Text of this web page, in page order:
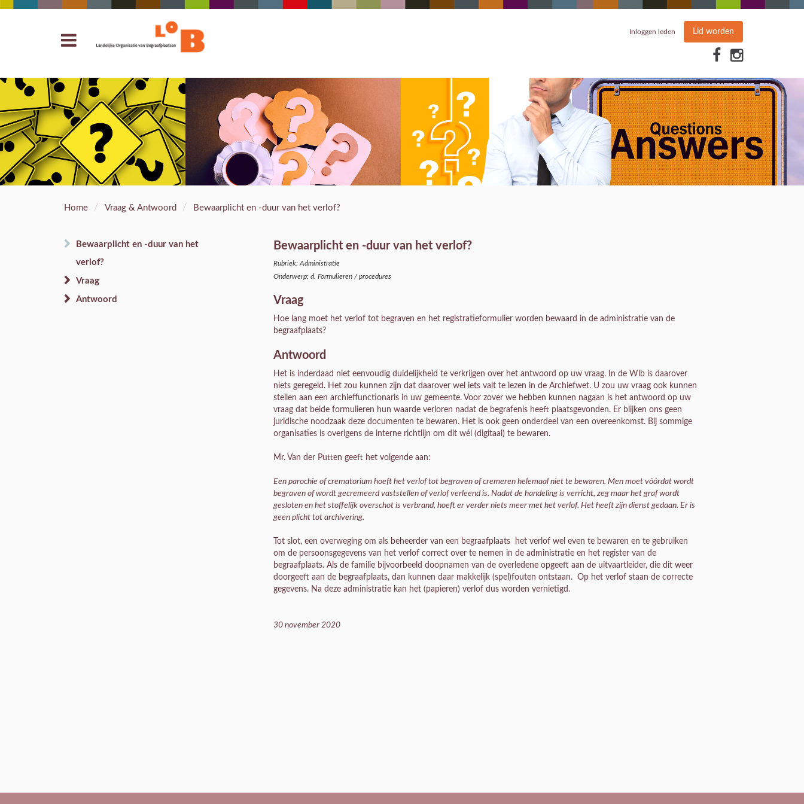
Inloggen leden Lid worden
Home / Vraag & Antwoord / Bewaarplicht en -duur van het verlof?
Bewaarplicht en -duur van het
verlof?
Vraag
Antwoord
Bewaarplicht en -duur van het verlof?
Rubriek: Administratie
Onderwerp: d. Formulieren / procedures
Vraag
Hoe lang moet het verlof tot begraven en het registratieformulier worden bewaard in de administratie van de
begraafplaats?
Antwoord
Het is inderdaad niet eenvoudig duidelijkheid te verkrijgen over het antwoord op uw vraag. In de Wlb is daarover
niets geregeld. Het zou kunnen zijn dat daarover wel iets valt te lezen in de Archiefwet. U zou uw vraag ook kunnen
stellen aan een archieffunctionaris in uw gemeente. Voor zover we hebben kunnen nagaan is het antwoord op uw
vraag dat beide formulieren hun waarde verloren nadat de begrafenis heeft plaatsgevonden. Er blijken ons geen
juridische noodzaak deze documenten te bewaren. Het is ook geen onderdeel van een overeenkomst. Bij sommige
organisaties is overigens de interne richtlijn om dit wél (digitaal) te bewaren.
Mr. Van der Putten geeft het volgende aan:
Een parochie of crematorium hoeft het verlof tot begraven of cremeren helemaal niet te bewaren. Men moet vóórdat wordt
begraven of wordt gecremeerd vaststellen of verlof verleend is. Nadat de handeling is verricht, zeg maar het graf wordt
gesloten en het stoffelijk overschot is verbrand, hoeft er verder niets meer met het verlof. Het heeft zijn dienst gedaan. Er is
geen plicht tot archivering.
Tot slot, een overweging om als beheerder van een begraafplaats het verlof wel even te bewaren en te gebruiken
om de persoonsgegevens van het verlof correct over te nemen in de administratie en het register van de
begraafplaats. Als de familie bijvoorbeeld doopnamen van de overledene opgeeft aan de uitvaartleider, die dit weer
doorgeeft aan de begraafplaats, dan kunnen daar makkelijk (spel)fouten ontstaan. Op het verlof staan de correcte
gegevens. Na deze administratie kan het (papieren) verlof dus worden vernietigd.
30 november 2020